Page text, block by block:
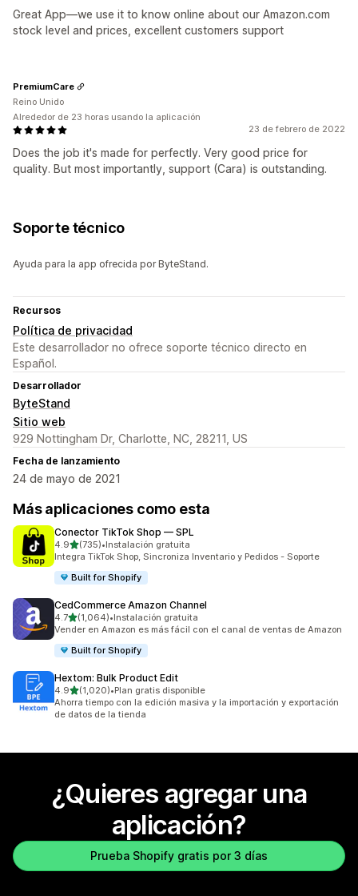
Great App—we use it to know online about our Amazon.com
stock level and prices, excellent customers support
23 de febrero de 2022
Does the job it's made for perfectly. Very good price for
quality. But most importantly, support (Cara) is outstanding.
PremiumCare
Reino Unido
Alrededor de 23 horas usando la aplicación
Soporte técnico
Ayuda para la app ofrecida por ByteStand.
Recursos
Política de privacidad
Este desarrollador no ofrece soporte técnico directo en
Español.
Desarrollador
ByteStand
Sitio web
929 Nottingham Dr, Charlotte, NC, 28211, US
Fecha de lanzamiento
24 de mayo de 2021
Más aplicaciones como esta
Conector TikTok Shop — SPL
4.9de 5 estrellas
(735)
735 reseñas en total
•Instalación gratuita
Integra TikTok Shop, Sincroniza Inventario y Pedidos - Soporte
Built for Shopify
CedCommerce Amazon Channel
4.7de 5 estrellas
(1,064)
1064 reseñas en total
•Instalación gratuita
Vender en Amazon es más fácil con el canal de ventas de Amazon
Built for Shopify
Hextom: Bulk Product Edit
4.9de 5 estrellas
(1,020)
1020 reseñas en total
•Plan gratis disponible
Ahorra tiempo con la edición masiva y la importación y exportación
de datos de la tienda
¿Quieres agregar una
aplicación?
Prueba Shopify gratis por 3 días